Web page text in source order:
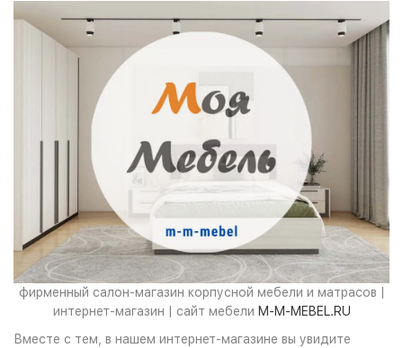
фирменный салон-магазин корпусной мебели и матрасов |
интернет-магазин | сайт мебели M-M-MEBEL.RU
Вместе с тем, в нашем интернет-магазине вы увидите